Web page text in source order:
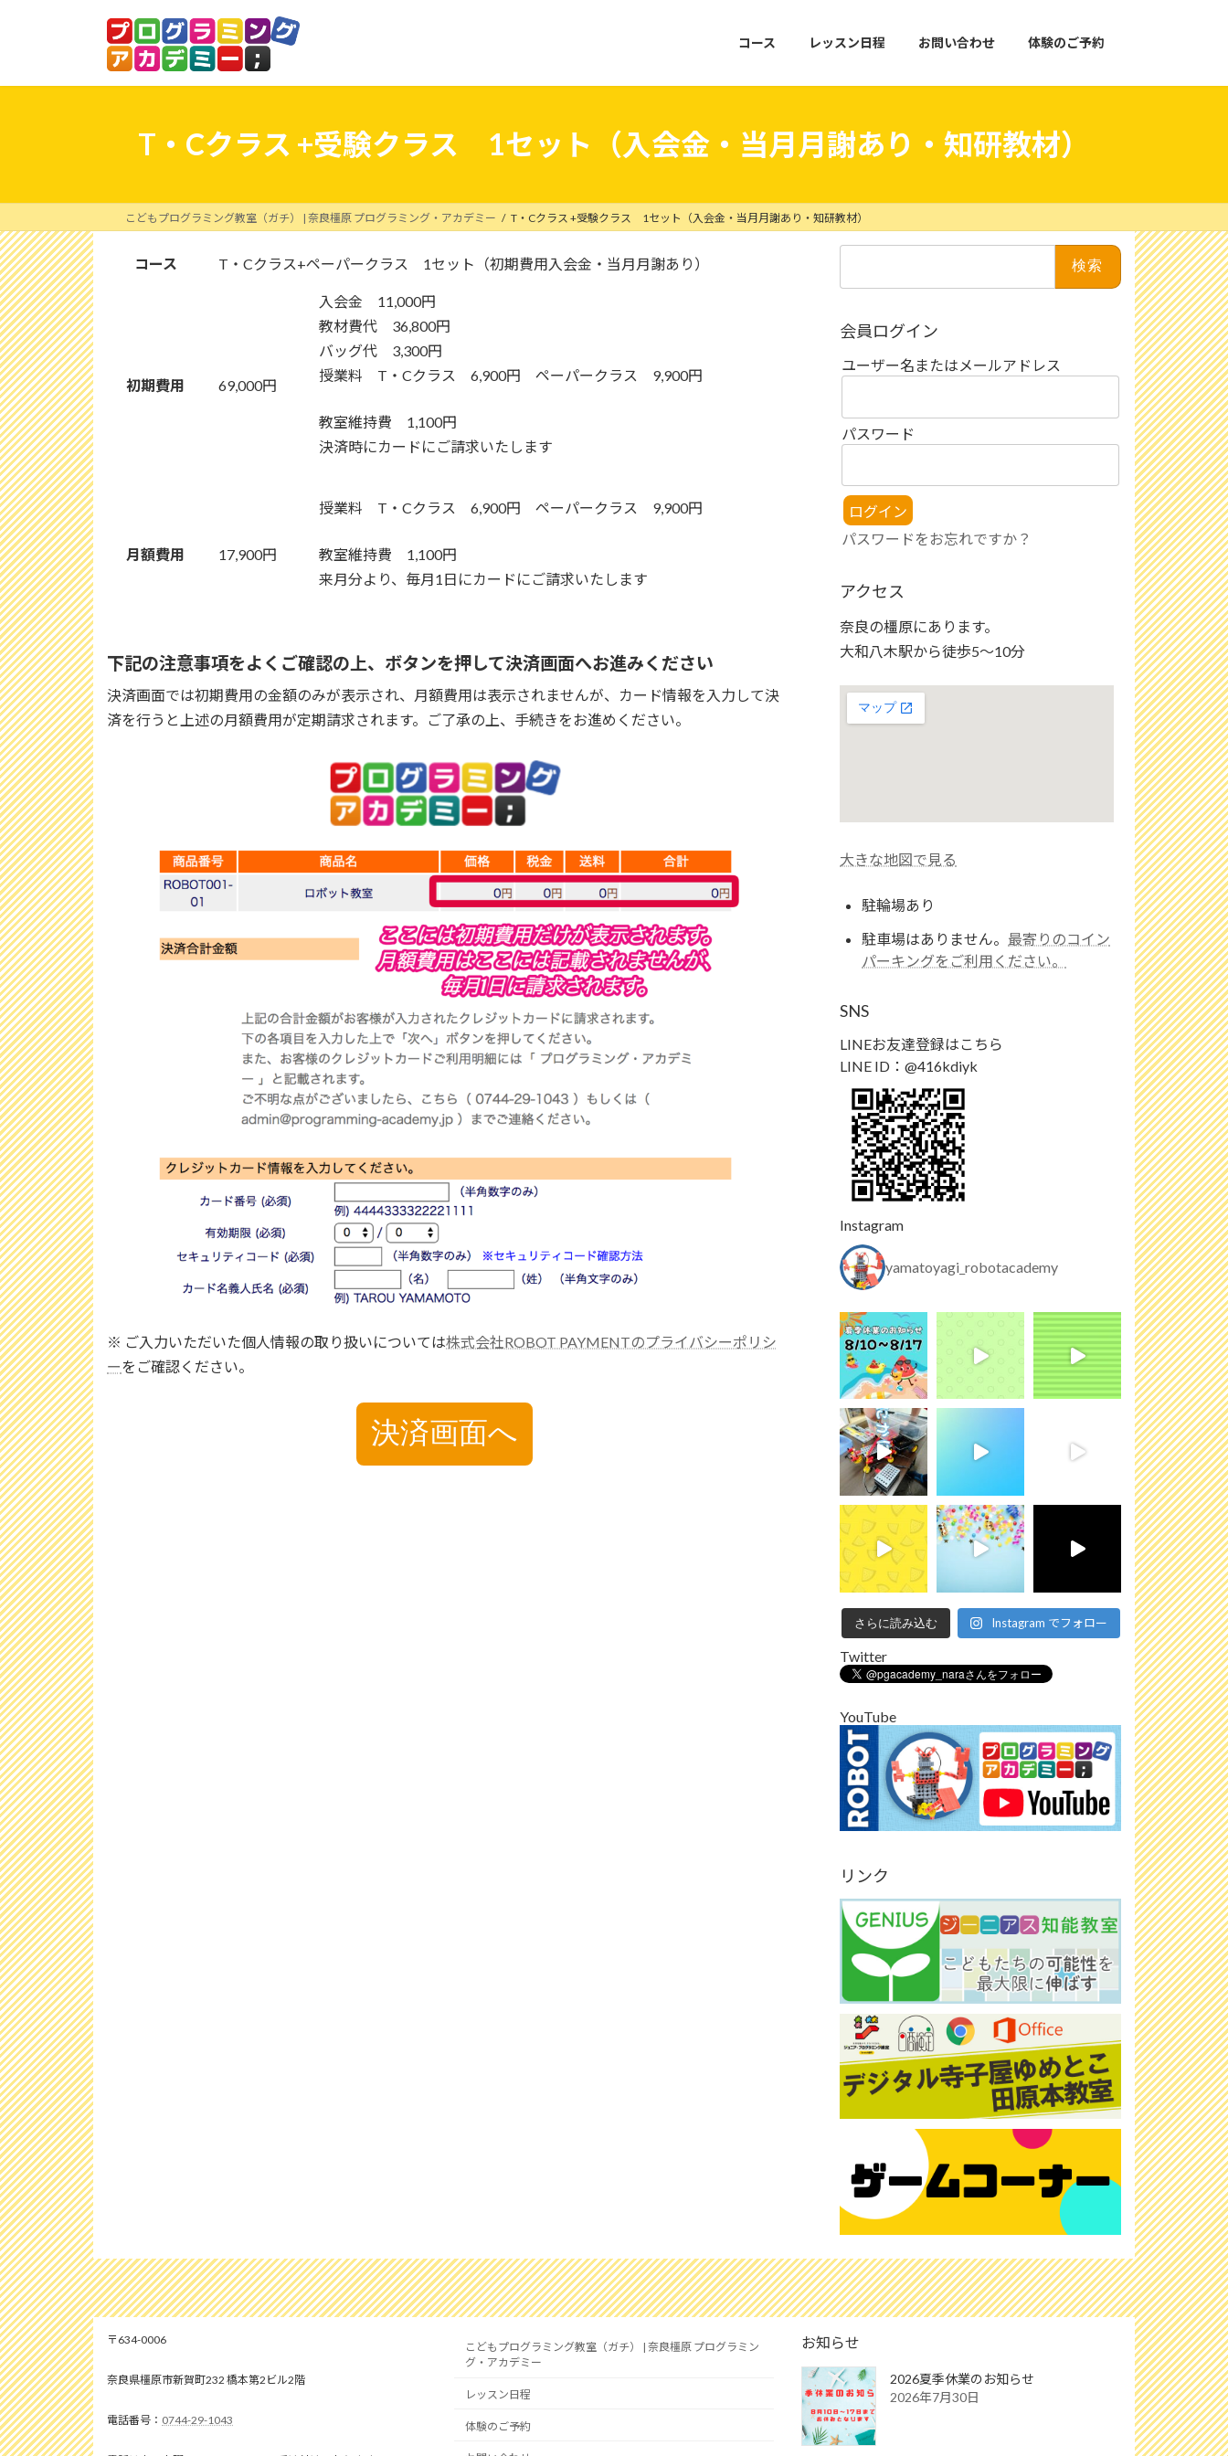
プ
動
コース レッスン日程 お問い合わせ 体験のご予約
T・Cクラス +受験クラス 1セット（入会金・当月月謝あり・知研教材）
こどもプログラミング教室（ガチ） | 奈良橿原 プログラミング・アカデミー T・Cクラス +受験クラス 1セット（入会金・当月月謝あり・知研教材）
コース T・Cクラス+ペーパークラス 1セット（初期費用入会金・当月月謝あり）
初期費用 69,000円
入会金 11,000円
教材費代 36,800円
バッグ代 3,300円
授業料 T・Cクラス 6,900円 ペーパークラス 9,900円
教室維持費 1,100円
決済時にカードにご請求いたします
月額費用 17,900円
授業料 T・Cクラス 6,900円 ペーパークラス 9,900円
教室維持費 1,100円
来月分より、毎月1日にカードにご請求いたします
下記の注意事項をよくご確認の上、ボタンを押して決済画面へお進みください
決済画面では初期費用の金額のみが表示され、月額費用は表示されませんが、カード情報を入力して決
済を行うと上述の月額費用が定期請求されます。ご了承の上、手続きをお進めください。
※ ご入力いただいた個人情報の取り扱いについては株式会社ROBOT PAYMENTのプライバシーポリシ
ーをご確認ください。
決済画面へ
会員ログイン
ユーザー名またはメールアドレス
パスワード
パスワードをお忘れですか？
アクセス
奈良の橿原にあります。
大和八木駅から徒歩5〜10分
大きな地図で見る
駐輪場あり
駐車場はありません。 最寄りのコイン
パーキングをご利用ください。
SNS
LINEお友達登録はこちら
LINE ID：@416kdiyk
Instagram
yamatoyagi_robotacademy
さらに読み込む Instagram でフォロー
Twitter
YouTube
リンク
634-0006
奈良県橿原市新賀町232 橋本第2ビル2階
0744-29-1043
こどもプログラミング教室（ガチ） | 奈良橿原 プログラミン
グ・アカデミー
レッスン日程
体験のご予約
お知らせ
2026夏季休業のお知らせ
2026年7月30日